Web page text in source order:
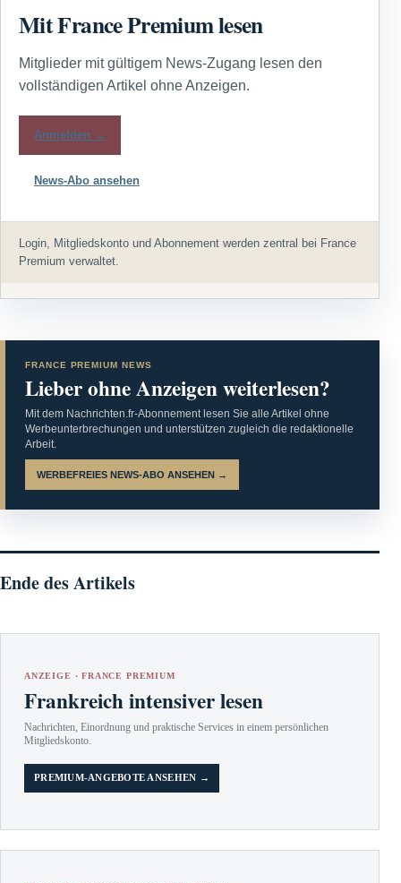
Mit France Premium lesen
Mitglieder mit gültigem News-Zugang lesen den
vollständigen Artikel ohne Anzeigen.
Anmelden →
News-Abo ansehen
Login, Mitgliedskonto und Abonnement werden zentral bei France
Premium verwaltet.
FRANCE PREMIUM NEWS
Lieber ohne Anzeigen weiterlesen?
Mit dem Nachrichten.fr-Abonnement lesen Sie alle Artikel ohne
Werbeunterbrechungen und unterstützen zugleich die redaktionelle
Arbeit.
WERBEFREIES NEWS-ABO ANSEHEN →
Ende des Artikels
ANZEIGE · FRANCE PREMIUM
Frankreich intensiver lesen
Nachrichten, Einordnung und praktische Services in einem persönlichen
Mitgliedskonto.
PREMIUM-ANGEBOTE ANSEHEN →